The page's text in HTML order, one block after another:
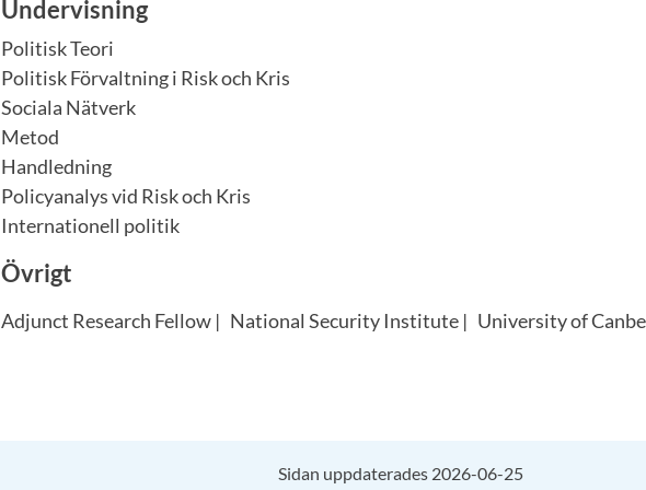
Undervisning
Politisk Teori
Politisk Förvaltning i Risk och Kris
Sociala Nätverk
Metod
Handledning
Policyanalys vid Risk och Kris
Internationell politik
Övrigt
Adjunct Research Fellow | National Security Institute | University of
Sidan uppdaterades 2026-06-25